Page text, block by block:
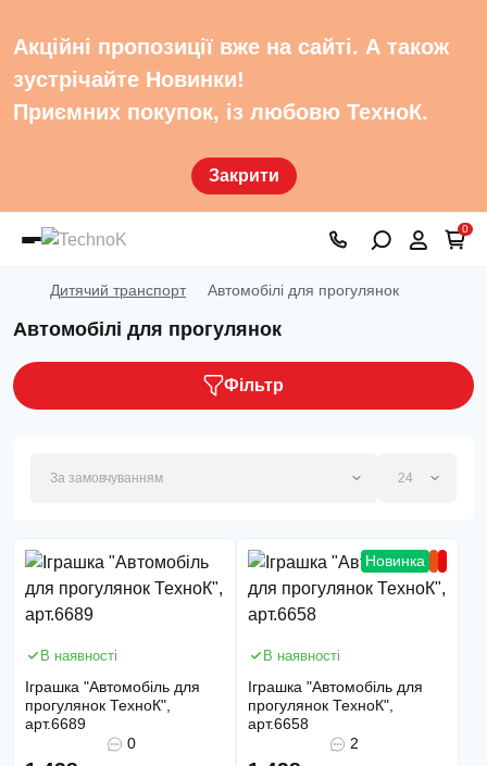
Акційні пропозиції вже на сайті. А також
зустрічайте Новинки!
Приємних покупок, із любовю ТехноК.
Закрити
0
Дитячий транспорт Автомобілі для прогулянок
Автомобілі для прогулянок
Фільтр
В наявності
Іграшка "Автомобіль для
прогулянок ТехноК",
арт.6689
0
Новинка
В наявності
Іграшка "Автомобіль для
прогулянок ТехноК",
арт.6658
2